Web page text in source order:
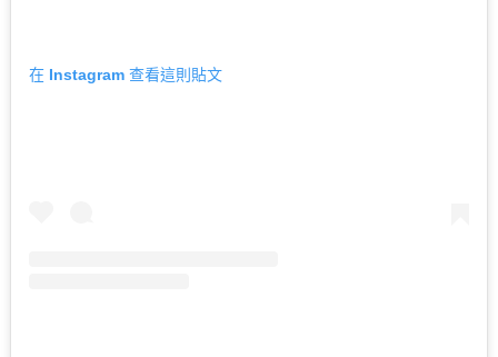
在 Instagram 查看這則貼文